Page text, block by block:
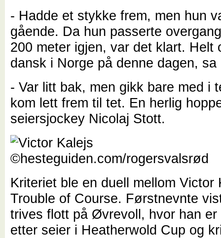
- Hadde et stykke frem, men hun
gående. Da hun passerte
200 meter igjen, var det klart.
dansk i Norge på denne dagen,
- Var litt bak, men gikk bare med i
kom lett frem til tet. En herlig
seiersjockey Nicolaj Stott.
Kriteriet ble en duell mellom Victor
Trouble of Course. Førstnevnte
trives flott på Øvrevoll, hvor han er
etter seier i Heatherwold Cup og